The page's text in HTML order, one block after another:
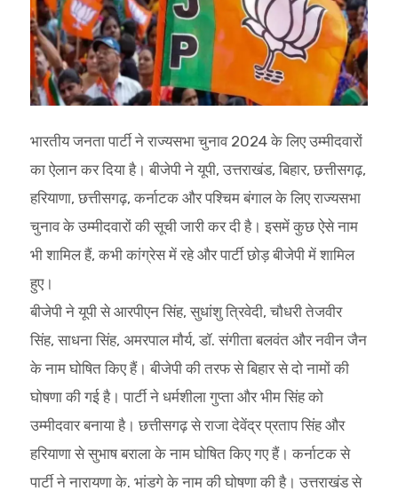
भारतीय जनता पार्टी ने राज्यसभा चुनाव 2024 के लिए उम्मीदवारों
का ऐलान कर दिया है। बीजेपी ने यूपी, उत्तराखंड, बिहार, छत्तीसगढ़,
हरियाणा, छत्तीसगढ़, कर्नाटक और पश्चिम बंगाल के लिए राज्यसभा
चुनाव के उम्मीदवारों की सूची जारी कर दी है। इसमें कुछ ऐसे नाम
भी शामिल हैं, कभी कांग्रेस में रहे और पार्टी छोड़ बीजेपी में शामिल
हुए।
बीजेपी ने यूपी से आरपीएन सिंह, सुधांशु त्रिवेदी, चौधरी तेजवीर
सिंह, साधना सिंह, अमरपाल मौर्य, डॉ. संगीता बलवंत और नवीन जैन
के नाम घोषित किए हैं। बीजेपी की तरफ से बिहार से दो नामों की
घोषणा की गई है। पार्टी ने धर्मशीला गुप्ता और भीम सिंह को
उम्मीदवार बनाया है। छत्तीसगढ़ से राजा देवेंद्र प्रताप सिंह और
हरियाणा से सुभाष बराला के नाम घोषित किए गए हैं। कर्नाटक से
पार्टी ने नारायणा के. भांडगे के नाम की घोषणा की है। उत्तराखंड से